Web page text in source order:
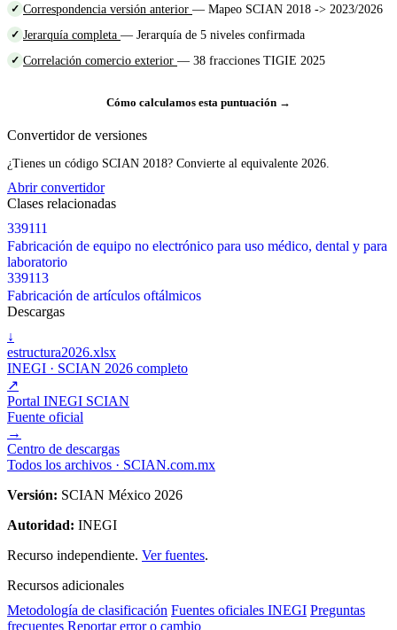
✓ Correspondencia versión anterior — Mapeo SCIAN 2018 -> 2023/2026
✓ Jerarquía completa — Jerarquía de 5 niveles confirmada
✓ Correlación comercio exterior — 38 fracciones TIGIE 2025
Cómo calculamos esta puntuación →
Convertidor de versiones
¿Tienes un código SCIAN 2018? Convierte al equivalente 2026.
Abrir convertidor
Clases relacionadas
339111
Fabricación de equipo no electrónico para uso médico, dental y para
laboratorio
339113
Fabricación de artículos oftálmicos
Descargas
↓
estructura2026.xlsx
INEGI · SCIAN 2026 completo
↗
Portal INEGI SCIAN
Fuente oficial
→
Centro de descargas
Todos los archivos · SCIAN.com.mx
Versión: SCIAN México 2026
Autoridad: INEGI
Recurso independiente. Ver fuentes.
Recursos adicionales
Metodología de clasificación Fuentes oficiales INEGI Preguntas
frecuentes Reportar error o cambio